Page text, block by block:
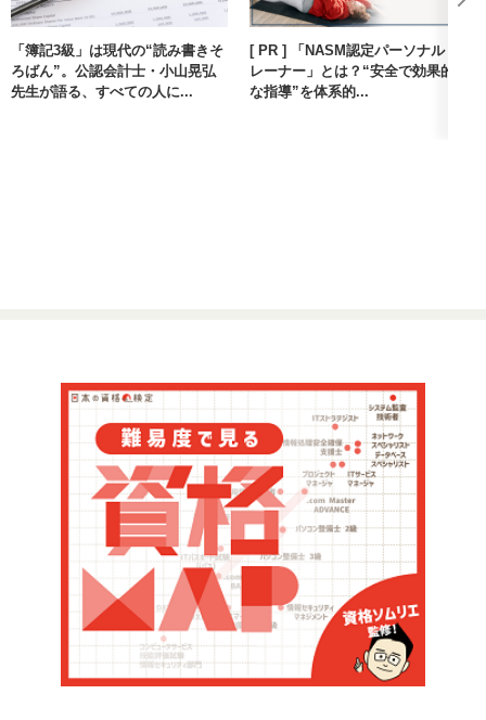
「簿記3級」は現代の“読み書きそ
ろばん”。公認会計士・小山晃弘
先生が語る、すべての人に...
[ PR ] 「NASM認定パーソナルト
レーナー」とは？“安全で効果的
な指導”を体系的...